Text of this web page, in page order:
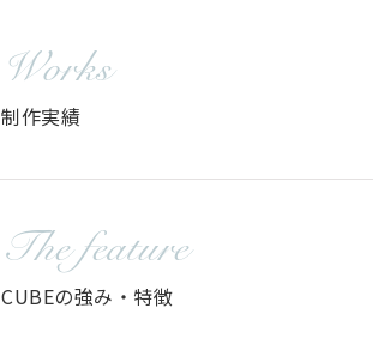
Works
制作実績
The feature
CUBEの強み・特徴